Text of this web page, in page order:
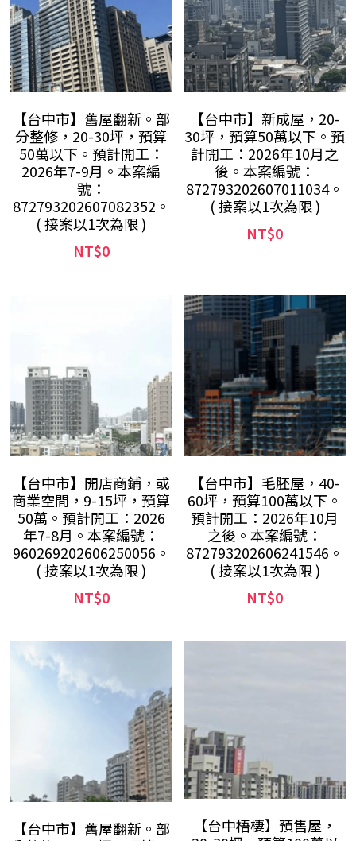
【台中市】舊屋翻新。部
分整修，20-30坪，預算
50萬以下。預計開工：
2026年7-9月。本案編
號：
872793202607082352。
( 接案以1次為限 )
NT$0
【台中市】新成屋，20-
30坪，預算50萬以下。預
計開工：2026年10月之
後。本案編號：
872793202607011034。
( 接案以1次為限 )
NT$0
【台中市】開店商鋪，或
商業空間，9-15坪，預算
50萬。預計開工：2026
年7-8月。本案編號：
960269202606250056。
( 接案以1次為限 )
NT$0
【台中市】毛胚屋，40-
60坪，預算100萬以下。
預計開工：2026年10月
之後。本案編號：
872793202606241546。
( 接案以1次為限 )
NT$0
【台中市】舊屋翻新。部
【台中梧棲】預售屋，